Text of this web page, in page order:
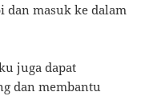
dan masuk ke dalam
juga dapat
dan membantu